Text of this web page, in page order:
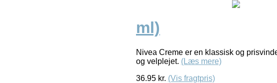
ml)
Nivea Creme er en klassisk og
og velplejet. (Læs mere)
36.95 kr. (Vis fragtpris)